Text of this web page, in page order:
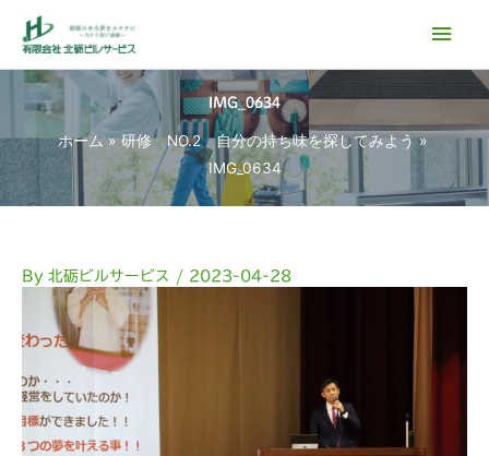
を
ッ
プ
メ
イ
ン
ニ
IMG_0634
ホーム
研修 NO.2 自分の持ち味を探してみよう
IMG_0634
By 北砺ビルサービス / 2023-04-28